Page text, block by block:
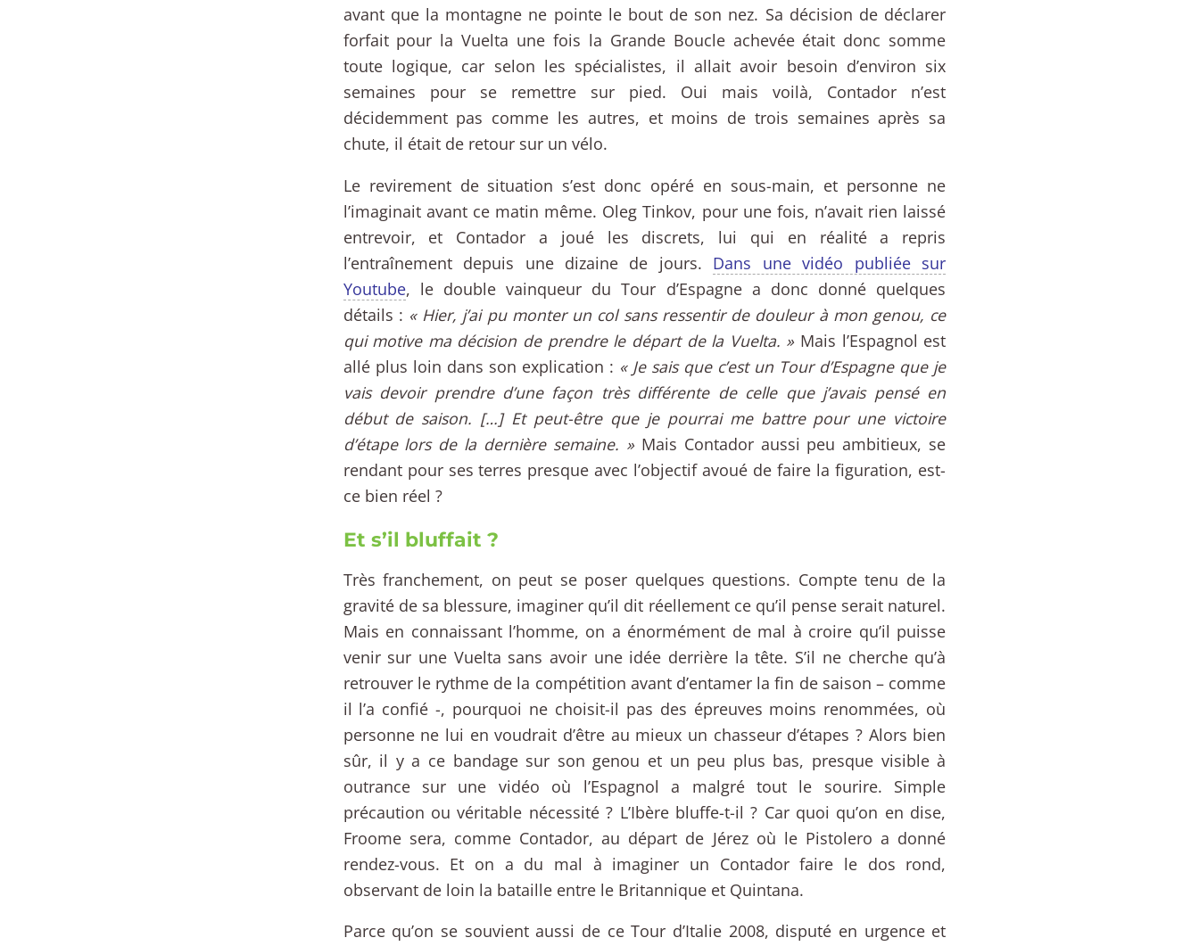
avant que la montagne ne pointe le bout de son nez. Sa décision de déclarer
forfait pour la Vuelta une fois la Grande Boucle achevée était donc somme
toute logique, car selon les spécialistes, il allait avoir besoin d’environ six
semaines pour se remettre sur pied. Oui mais voilà, Contador n’est
décidemment pas comme les autres, et moins de trois semaines après sa
chute, il était de retour sur un vélo.
Le revirement de situation s’est donc opéré en sous-main, et personne ne
l’imaginait avant ce matin même. Oleg Tinkov, pour une fois, n’avait rien laissé
entrevoir, et Contador a joué les discrets, lui qui en réalité a repris
l’entraînement depuis une dizaine de jours. Dans une vidéo publiée sur
Youtube, le double vainqueur du Tour d’Espagne a donc donné quelques
détails : « Hier, j’ai pu monter un col sans ressentir de douleur à mon genou, ce
qui motive ma décision de prendre le départ de la Vuelta. » Mais l’Espagnol est
allé plus loin dans son explication : « Je sais que c’est un Tour d’Espagne que je
vais devoir prendre d’une façon très différente de celle que j’avais pensé en
début de saison. […] Et peut-être que je pourrai me battre pour une victoire
d’étape lors de la dernière semaine. » Mais Contador aussi peu ambitieux, se
rendant pour ses terres presque avec l’objectif avoué de faire la figuration, est-
ce bien réel ?
Et s’il bluffait ?
Très franchement, on peut se poser quelques questions. Compte tenu de la
gravité de sa blessure, imaginer qu’il dit réellement ce qu’il pense serait naturel.
Mais en connaissant l’homme, on a énormément de mal à croire qu’il puisse
venir sur une Vuelta sans avoir une idée derrière la tête. S’il ne cherche qu’à
retrouver le rythme de la compétition avant d’entamer la fin de saison – comme
il l’a confié -, pourquoi ne choisit-il pas des épreuves moins renommées, où
personne ne lui en voudrait d’être au mieux un chasseur d’étapes ? Alors bien
sûr, il y a ce bandage sur son genou et un peu plus bas, presque visible à
outrance sur une vidéo où l’Espagnol a malgré tout le sourire. Simple
précaution ou véritable nécessité ? L’Ibère bluffe-t-il ? Car quoi qu’on en dise,
Froome sera, comme Contador, au départ de Jérez où le Pistolero a donné
rendez-vous. Et on a du mal à imaginer un Contador faire le dos rond,
observant de loin la bataille entre le Britannique et Quintana.
Parce qu’on se souvient aussi de ce Tour d’Italie 2008, disputé en urgence et